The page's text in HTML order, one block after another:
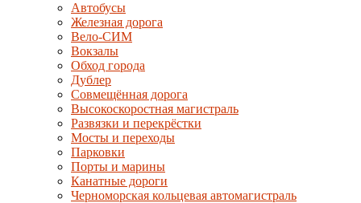
Автобусы
Железная дорога
Вело-СИМ
Вокзалы
Обход города
Дублер
Совмещённая дорога
Высокоскоростная магистраль
Развязки и перекрёстки
Мосты и переходы
Парковки
Порты и марины
Канатные дороги
Черноморская кольцевая автомагистраль